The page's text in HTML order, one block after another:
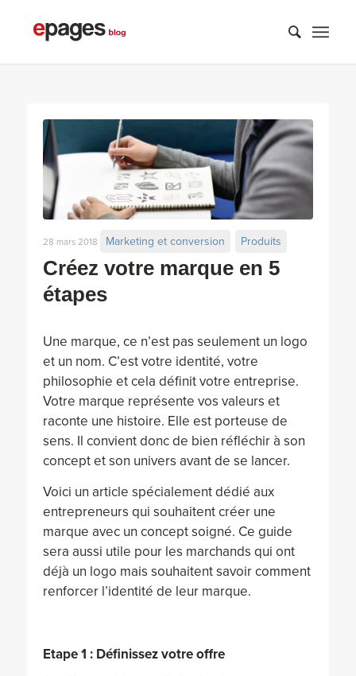
Créez votre marque en 5
étapes
28 mars 2018 Marketing et conversion Produits
Une marque, ce n’est pas seulement un logo
et un nom. C’est votre identité, votre
philosophie et cela définit votre entreprise.
Votre marque représente vos valeurs et
raconte une histoire. Elle est porteuse de
sens. Il convient donc de bien réfléchir à son
concept et son univers avant de se lancer.
Voici un article spécialement dédié aux
entrepreneurs qui souhaitent créer une
marque avec un concept soigné. Ce guide
sera aussi utile pour les marchands qui ont
déjà un logo mais souhaitent savoir comment
renforcer l’identité de leur marque.
Etape 1 : Définissez votre offre